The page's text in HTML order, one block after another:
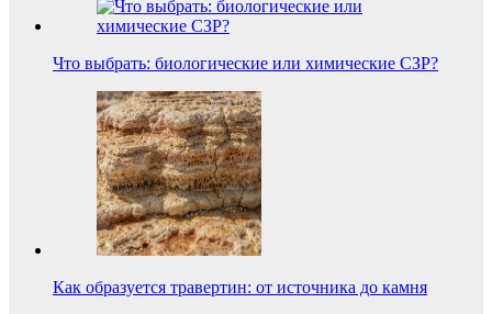
Что выбрать: биологические или химические СЗР?
Как образуется травертин: от источника до камня